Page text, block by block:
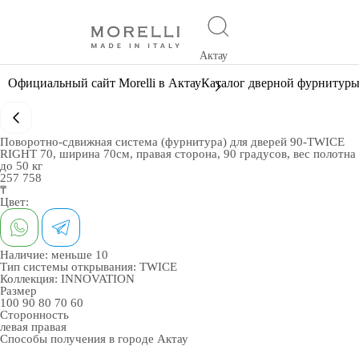
Актау
Официальный сайт Morelli в АктауКаталог дверной фурнитуры
Поворотно-сдвижная система (фурнитура) для дверей 90-TWICE
RIGHT 70, ширина 70см, правая сторона, 90 градусов, вес полотна
до 50 кг
257 758
₸
Цвет:
Наличие: меньше 10
Тип системы открывания: TWICE
Коллекция: INNOVATION
Размер
100 90 80 70 60
Сторонность
левая правая
Способы получения в городе Актау